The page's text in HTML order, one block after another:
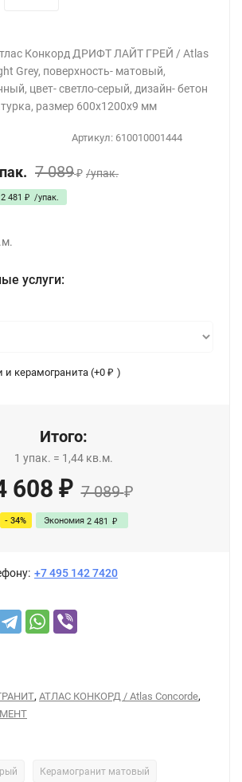
Конкорд ДРИФТ ЛАЙТ ГРЕЙ / Atlas
Grey, поверхность- матовый,
цвет- светло-серый, дизайн- бетон
размер 600x1200x9 мм
Артикул: 610010001444
7 089 ₽ /упак.
2 481 ₽ /упак.
услуги:
и керамогранита (+0 ₽ )
Итого:
1 упак. = 1,44 кв.м.
608 ₽ 7 089 ₽
- 34% Экономия 2 481 ₽
+7 495 142 7420
, АТЛАС КОНКОРД / Atlas Concorde,
Керамогранит матовый